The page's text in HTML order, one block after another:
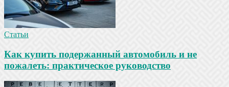
Статьи
Как купить подержанный автомобиль и не
пожалеть: практическое руководство